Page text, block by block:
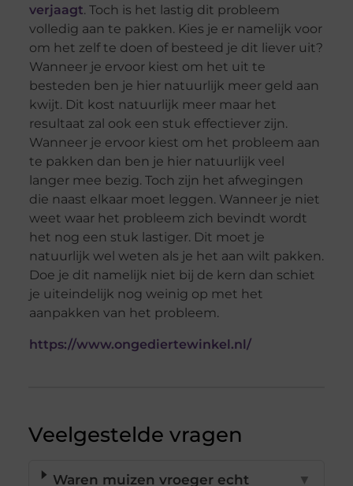
verjaagt. Toch is het lastig dit probleem
volledig aan te pakken. Kies je er namelijk voor
om het zelf te doen of besteed je dit liever uit?
Wanneer je ervoor kiest om het uit te
besteden ben je hier natuurlijk meer geld aan
kwijt. Dit kost natuurlijk meer maar het
resultaat zal ook een stuk effectiever zijn.
Wanneer je ervoor kiest om het probleem aan
te pakken dan ben je hier natuurlijk veel
langer mee bezig. Toch zijn het afwegingen
die naast elkaar moet leggen. Wanneer je niet
weet waar het probleem zich bevindt wordt
het nog een stuk lastiger. Dit moet je
natuurlijk wel weten als je het aan wilt pakken.
Doe je dit namelijk niet bij de kern dan schiet
je uiteindelijk nog weinig op met het
aanpakken van het probleem.
https://www.ongediertewinkel.nl/
Veelgestelde vragen
Waren muizen vroeger echt
▼